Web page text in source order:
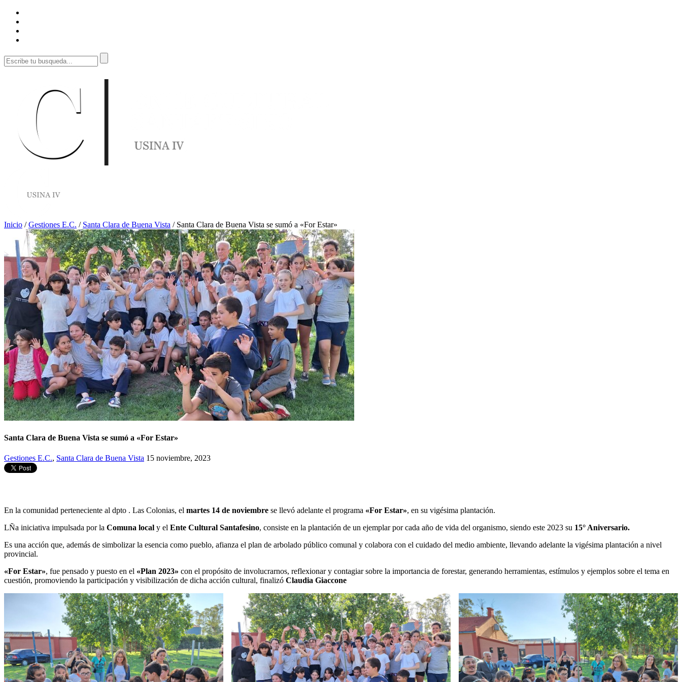
Inicio /Gestiones E.C. / Santa Clara de Buena Vista / Santa Clara de Buena Vista se sumó a «For Estar»
Santa Clara de Buena Vista se sumó a «For Estar»
Gestiones E.C., Santa Clara de Buena Vista 15 noviembre, 2023
En la comunidad perteneciente al dpto . Las Colonias, el martes 14 de noviembre se llevó adelante el programa «For Estar», en su vigésima plantación.
LÑa iniciativa impulsada por la Comuna local y el Ente Cultural Santafesino, consiste en la plantación de un ejemplar por cada año de vida del organismo, siendo este 2023 su 15° Aniversario.
Es una acción que, además de simbolizar la esencia como pueblo, afianza el plan de arbolado público comunal y colabora con el cuidado del medio ambiente, llevando adelante la vigésima plantación a nivel
provincial.
«For Estar», fue pensado y puesto en el «Plan 2023» con el propósito de involucrarnos, reflexionar y contagiar sobre la importancia de forestar, generando herramientas, estímulos y ejemplos sobre el tema en
cuestión, promoviendo la participación y visibilización de dicha acción cultural, finalizó Claudia Giaccone